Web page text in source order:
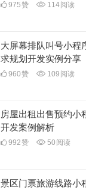
975赞 114阅读
大屏幕排队叫号小程
求规划开发实例分享
960赞 109 阅读
房屋出租出售预约小
开发案例解析
992赞 50 阅读
景区门票旅游线路小